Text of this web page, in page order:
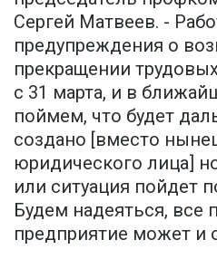
Сергей Матвеев. -
предупреждения о
прекращении
с 31 марта, и в
поймем, что будет
создано [вместо
юридического лица]
или ситуация пойдет
Будем надеяться, все
предприятие может и